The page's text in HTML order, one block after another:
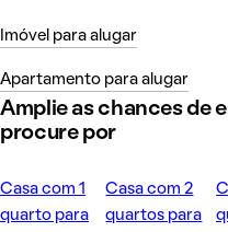
Imóvel para alugar
Apartamento para alugar
Amplie as chances de
procure por
Casa com 1
quarto para
Casa com 2
quartos para